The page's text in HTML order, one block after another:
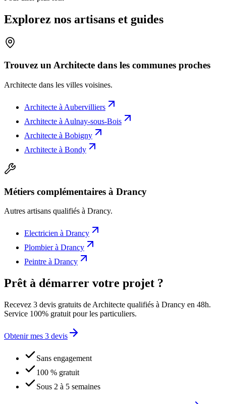
Explorez nos artisans et guides
Trouvez un Architecte dans les communes proches
Architecte dans les villes voisines.
Architecte à Aubervilliers
Architecte à Aulnay-sous-Bois
Architecte à Bobigny
Architecte à Bondy
Métiers complémentaires à Drancy
Autres artisans qualifiés à Drancy.
Electricien à Drancy
Plombierà Drancy
Peintre à Drancy
Prêt à démarrer votre projet ?
Recevez 3 devis gratuits de Architecte qualifiés à Drancy en 48h.
Service 100% gratuit pour les particuliers.
Obtenir mes 3 devis
Sans engagement
100 % gratuit
Sous 2 à 5 semaines